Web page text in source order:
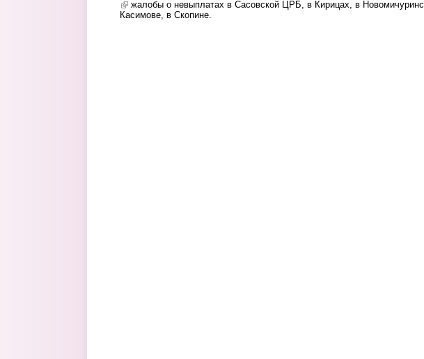
(link is external)
жалобы о невыплатах в Сасовской ЦРБ, в Кирицах, в
Касимове, в Скопине.